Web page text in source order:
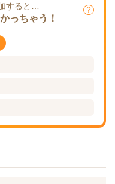
すると…
っちゃう！